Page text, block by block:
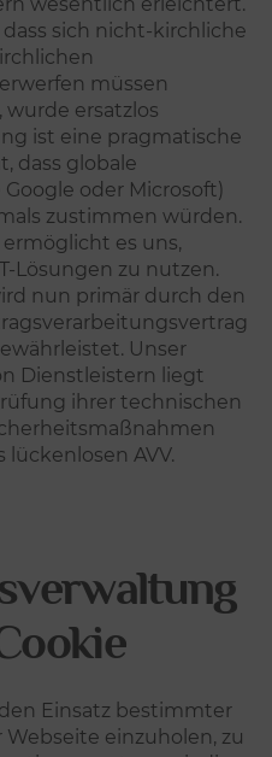
sich nicht-kirchliche
müssen
wurde ersatzlos
ist eine pragmatische
dass globale
oder Microsoft)
zustimmen würden.
es uns,
Lösungen zu nutzen.
nun primär durch den
Unser
Dienstleistern liegt
ihrer technischen
AVV.
Einsatz bestimmter
einzuholen, zu